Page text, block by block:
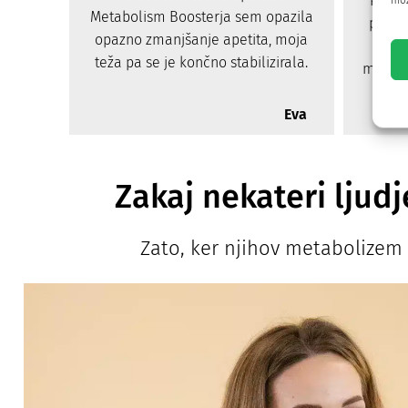
Metabolism Boosterja sem opazila
opazno zmanjšanje apetita, moja
teža pa se je končno stabilizirala.
Eva
Zakaj nekateri
Zato, ker njihov